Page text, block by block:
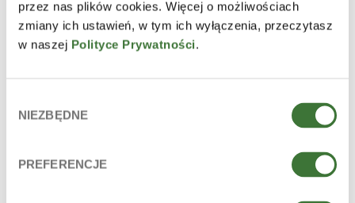
przez nas plików cookies. Więcej o możliwościach
zmiany ich ustawień, w tym ich wyłączenia, przeczytasz
w naszej Polityce Prywatności.
zgody
NIEZBĘDNE
PREFERENCJE
exfoliante de azúcar cristalino
LÍNEA cupuaçu